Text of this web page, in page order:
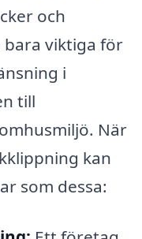
och
bara viktiga för
i
till
När
kan
som dessa: